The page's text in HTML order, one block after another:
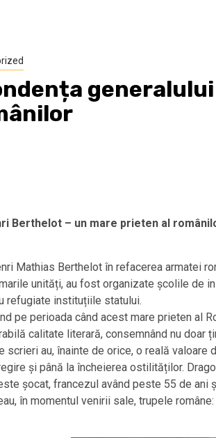
Berthelot – un mare prieten al
Mathias Berthelot în refacerea armatei
unități, au fost organizate școlile de
refugiate instituțiile statului.
pe perioada când acest mare prieten al
calitate literară, consemnând nu
au, înainte de orice, o reală
și până la încheierea ostilităților.
șocat, francezul având peste 55 de ani
în momentul venirii sale, trupele